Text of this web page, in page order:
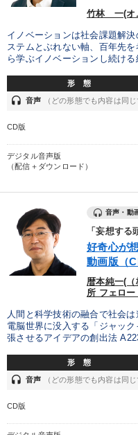
竹林 一(オ
イノベーションは社会課題解
ステムとぶれない軸、百年先
ら学ぶイノベーションし続ける
形 態
headset 音声 （どの形態でも内容は同じ
CD版
デジタル音声版
（配信＋ダウンロード）
音声・動
「妄想す
好奇心が
動画版（
暦本純一(
所 フェロー
人間と科学技術の融合で社会
電脳世界に没入する「ジャッ
張させるアイデアの創出法
形 態
headset 音声 （どの形態でも内容は同じ
CD版